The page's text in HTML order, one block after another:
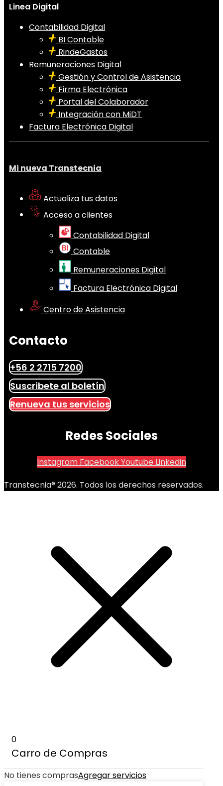
Linea Digital
Contabilidad Digital
BI Contable
RindeGastos
Remuneraciones Digital
Gestión y Control de Asistencia
Firma Electrónica
Portal del Colaborador
Integración con MiDT
Factura Electrónica Digital
Mi nueva Transtecnia
Actualiza tus datos
Acceso a clientes
Contabilidad Digital
Contable
Remuneraciones Digital
Factura Electrónica Digital
Centro de Asistencia
Contacto
+56 2 2715 7200
Suscribete al boletín
Renueva tus servicios
Redes Sociales
Instagram FacebookYoutube Linkedin
Transtecnia® 2026. Todos los derechos reservados.
0
Carro de Compras
No tienes comprasAgregar servicios